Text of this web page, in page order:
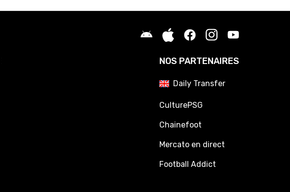
NOS PARTENAIRES
Daily Transfer
CulturePSG
Chainefoot
Mercato en direct
Football Addict